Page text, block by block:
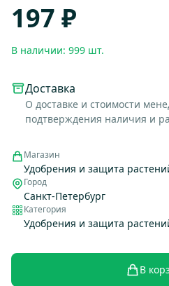
197 ₽
В наличии: 999 шт.
Доставка
О доставке и стоимости
подтверждения наличия и
Магазин
Удобрения и защита
Город
Санкт-Петербург
Категория
Удобрения и защита
В